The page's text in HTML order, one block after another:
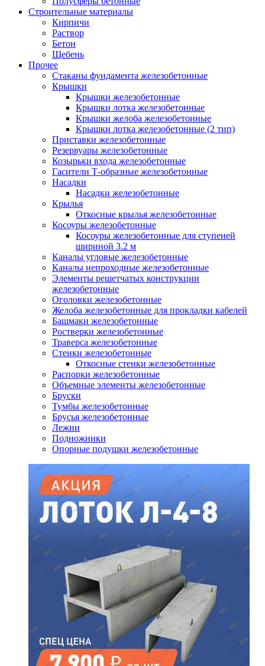
Строительные материалы
Кирпичи
Раствор
Бетон
Щебень
Прочее
Стаканы фундамента железобетонные
Крышки
Крышки железобетонные
Крышки лотка железобетонные
Крышки желоба железобетонные
Крышки лотка железобетонные (2 тип)
Приставки железобетонные
Резервуары железобетонные
Козырьки входа железобетонные
Гасители Т-образные железобетонные
Насадки
Насадки железобетонные
Крылья
Откосные крылья железобетонные
Косоуры железобетонные
Косоуры железобетонные для ступеней
шириной 3.2 м
Каналы угловые железобетонные
Каналы непроходные железобетонные
Элементы решетчатых конструкции
железобетонные
Оголовки железобетонные
Желоба железобетонные для прокладки кабелей
Башмаки железобетонные
Ростверки железобетонные
Траверса железобетонные
Стенки железобетонные
Откосные стенки железобетонные
Распорки железобетонные
Объемные элементы железобетонные
Бруски
Тумбы железобетонные
Брусья железобетонные
Лежни
Подножники
Опорные подушки железобетонные